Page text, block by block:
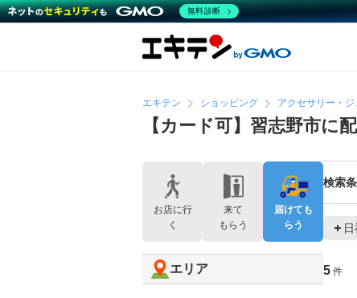
エキテン ショッピング アクセサリー・ジ
【カード可】習志野市に
検索
5 件
お店に行
く
来て
もらう
届けても
らう
エリア
無料診断